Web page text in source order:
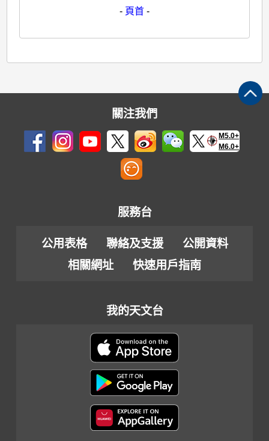
- 頁首 -
關注我們
M5.0+
M6.0+
服務台
公用表格 聯絡及支援
公開資料
相關網址
快速用戶指南
我的天文台